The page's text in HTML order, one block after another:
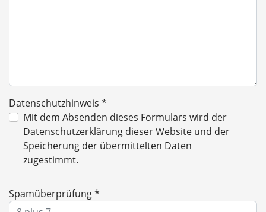
Datenschutzhinweis *
Datenschutzhinweis
Mit dem Absenden dieses Formulars wird der
Datenschutzerklärung dieser Website und der
Speicherung der übermittelten Daten
zugestimmt.
Spamüberprüfung*